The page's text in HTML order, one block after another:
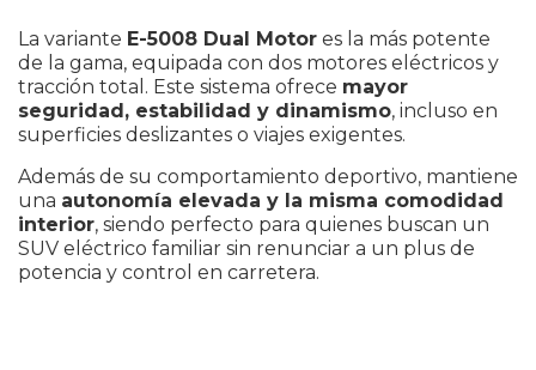
La variante E-5008 Dual Motor es la más potente
de la gama, equipada con dos motores eléctricos y
tracción total. Este sistema ofrece mayor
seguridad, estabilidad y dinamismo, incluso en
superficies deslizantes o viajes exigentes.
Además de su comportamiento deportivo, mantiene
una autonomía elevada y la misma comodidad
interior, siendo perfecto para quienes buscan un
SUV eléctrico familiar sin renunciar a un plus de
potencia y control en carretera.